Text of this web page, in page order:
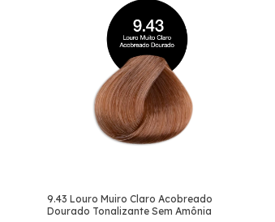
9.43 Louro Muiro Claro Acobreado
Dourado Tonalizante Sem Amônia